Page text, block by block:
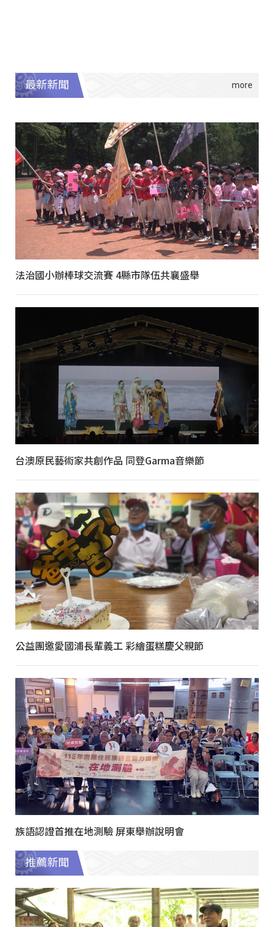
最新新聞
法治國小辦棒球交流賽 4縣市隊伍共襄盛舉
台澳原民藝術家共創作品 同登Garma音樂節
公益團邀愛國浦長輩義工 彩繪蛋糕慶父親節
族語認證首推在地測驗 屏東舉辦說明會
推薦新聞